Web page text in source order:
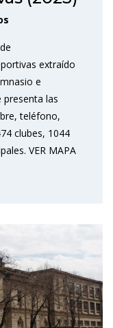
extraído
e
presenta las
teléfono,
clubes, 1044
VER MAPA